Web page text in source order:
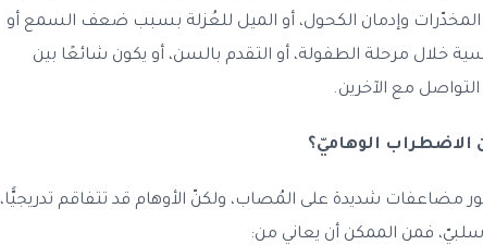
وإدمان الكحول، أو الميل للعُزلة بسبب ضعف السمع أو
خلال مرحلة الطفولة، أو التقدم بالسن، أو يكون شائعًا بين
مع الآخرين.
الاضطراب الوهاميّ؟
مضاعفات شديدة على المُصاب، ولكنّ الأوهام قد تتفاقم تدريجيًّا،
فمن الممكن أن يعاني من: